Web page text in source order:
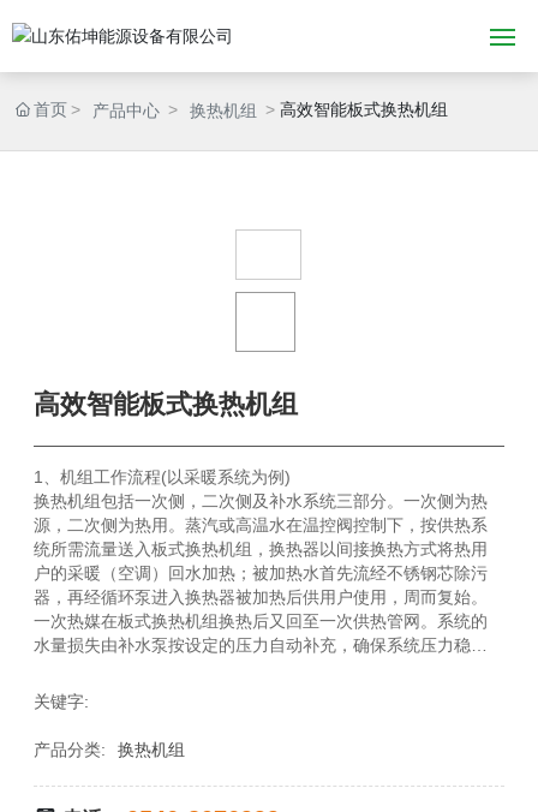
网站首页
招商加盟
联系我们
English
首页 产品中心 换热机组 高效智能板式换热机组
高效智能板式换热机组
1、机组工作流程(以采暖系统为例)
换热机组包括一次侧，二次侧及补水系统三部分。一次侧为热
源，二次侧为热用。蒸汽或高温水在温控阀控制下，按供热系
统所需流量送入板式换热机组，换热器以间接换热方式将热用
户的采暖（空调）回水加热；被加热水首先流经不锈钢芯除污
器，再经循环泵进入换热器被加热后供用户使用，周而复始。
一次热媒在板式换热机组换热后又回至一次供热管网。系统的
水量损失由补水泵按设定的压力自动补充，确保系统压力稳
2、供水温度控制原理
流量调节到数据采集、分析的功能，从而达到调节用户供水温
关键字:
产品分类: 换热机组